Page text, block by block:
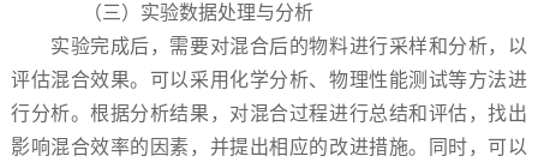
（三）实验数据处理与分析
实验完成后，需要对混合后的物料进行采样和分析，以
评估混合效果。可以采用化学分析、物理性能测试等方法进
行分析。根据分析结果，对混合过程进行总结和评估，找出
影响混合效率的因素，并提出相应的改进措施。同时，可以